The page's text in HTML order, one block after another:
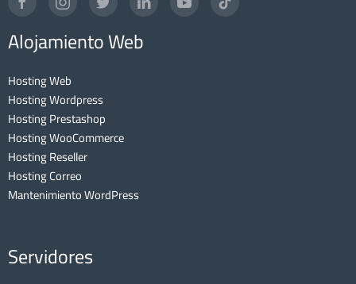
Alojamiento Web
Hosting Web
Hosting Wordpress
Hosting Prestashop
Hosting WooCommerce
Hosting Reseller
Hosting Correo
Mantenimiento WordPress
Servidores